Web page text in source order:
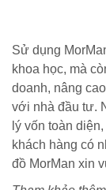
Sử dụng
khoa học, mà
doanh, nâng
với nhà đầu tư.
lý vốn toàn
khách hàng có
đồ MorMan xin